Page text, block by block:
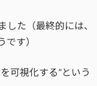
た（最終的には、
す）
可視化する”という